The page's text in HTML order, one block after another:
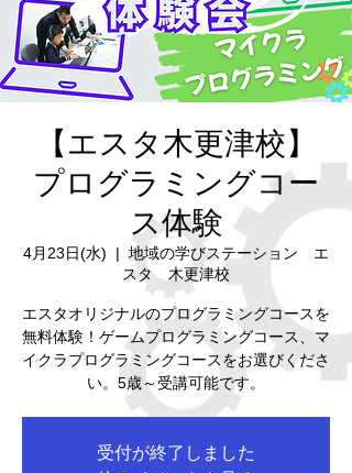
【エスタ木更津校】
プログラミングコー
ス体験
4月23日(水)
  |
地域の学びステーション エ
スタ 木更津校
エスタオリジナルのプログラミングコースを
無料体験！ゲームプログラミングコース、マ
イクラプログラミングコースをお選びくださ
い。5歳～受講可能です。
受付が終了しました